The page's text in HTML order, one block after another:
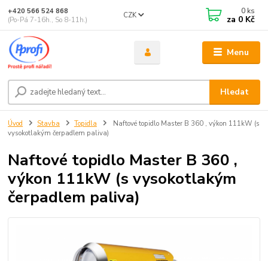
Menu
CZK
Hledat
+420 566 524 868
(Po-Pá 7-16h., So 8-11h.)
0 ks
za 0 Kč
Úvod Stavba Topidla
Naftové topidlo Master B 360 , výkon 111kW (s
vysokotlakým čerpadlem paliva)
Naftové topidlo Master B 360 ,
výkon 111kW (s vysokotlakým
čerpadlem paliva)